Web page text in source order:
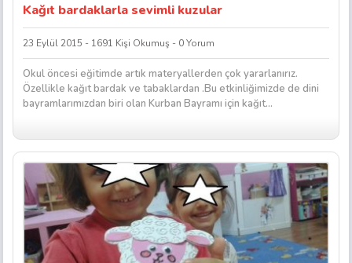
Kağıt bardaklarla sevimli kuzular
23 Eylül 2015 - 1691 Kişi Okumuş - 0 Yorum
Okul öncesi eğitimde artık materyallerden çok yararlanırız.
Özellikle kağıt bardak ve tabaklardan .Bu etkinliğimizde de dini
bayramlarımızdan biri olan Kurban Bayramı için kağıt...